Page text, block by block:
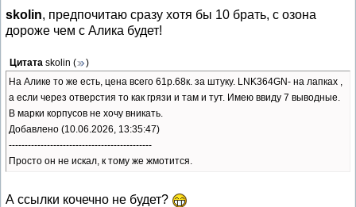
skolin, предпочитаю сразу хотя бы 10 брать, с озона
дороже чем с Алика будет!
Цитата skolin (
)
На Алике то же есть, цена всего 61р.68к. за штуку. LNK364GN- на лапках ,
а если через отверстия то как грязи и там и тут. Имею ввиду 7 выводные.
В марки корпусов не хочу вникать.
Добавлено (10.06.2026, 13:35:47)
---------------------------------------------
Просто он не искал, к тому же жмотится.
А ссылки кочечно не будет?